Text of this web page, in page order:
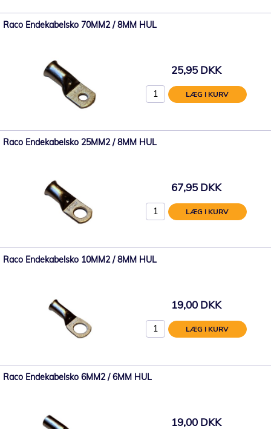
Raco Endekabelsko 70MM2 / 8MM HUL
25,95 DKK
LÆG I KURV
Raco Endekabelsko 25MM2 / 8MM HUL
67,95 DKK
LÆG I KURV
Raco Endekabelsko 10MM2 / 8MM HUL
19,00 DKK
LÆG I KURV
Raco Endekabelsko 6MM2 / 6MM HUL
19,00 DKK